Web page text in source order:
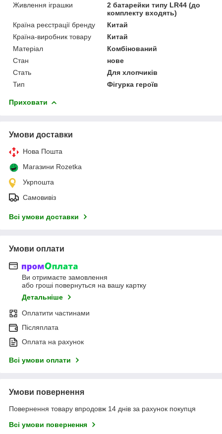
Живлення іграшки
2 батарейки типу LR44 (до
комплекту входять)
Країна реєстрації бренду
Китай
Країна-виробник товару
Китай
Матеріал
Комбінований
Стан
нове
Стать
Для хлопчиків
Тип
Фігурка героїв
Приховати
Умови доставки
Нова Пошта
Магазини Rozetka
Укрпошта
Самовивіз
Всі умови доставки
Умови оплати
Ви отримаєте замовлення
або гроші повернуться на вашу картку
Детальніше
Оплатити частинами
Післяплата
Оплата на рахунок
Всі умови оплати
Умови повернення
Повернення товару впродовж 14 днів за рахунок покупця
Всі умови повернення